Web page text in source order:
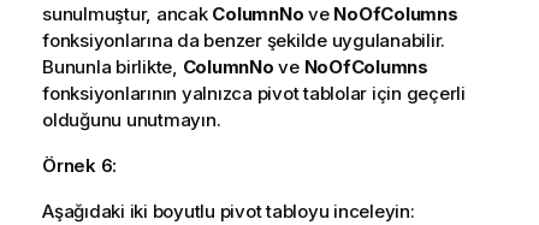
sunulmuştur, ancak ColumnNo ve NoOfColumns
fonksiyonlarına da benzer şekilde uygulanabilir.
Bununla birlikte, ColumnNo ve NoOfColumns
fonksiyonlarının yalnızca pivot tablolar için geçerli
olduğunu unutmayın.
Örnek 6:
Aşağıdaki iki boyutlu pivot tabloyu inceleyin: